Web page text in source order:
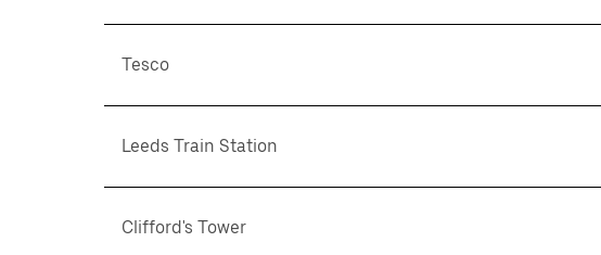
Tesco
Leeds Train Station
Clifford's Tower